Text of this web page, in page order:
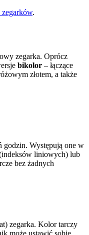
zegarków.
zegarka. Oprócz
bikolor – łączące
złotem, a także
godzin. Występują one w
liniowych) lub
bez żadnych
zegarka. Kolor tarczy
może ustawić sobie